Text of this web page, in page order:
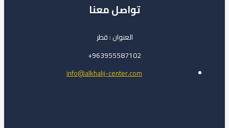
تواصل معنا
العنوان : قطر
963955587102+
info@alkhalij-center.com